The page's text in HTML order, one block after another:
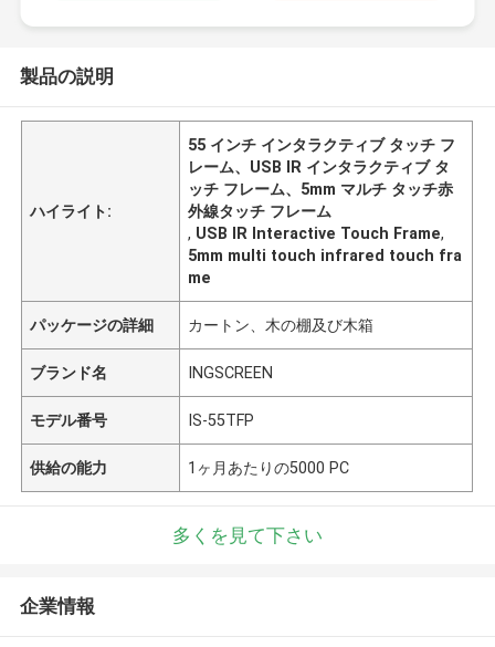
製品の説明
ハイライト:
55 インチ インタラクティブ タッチ フ
レーム、USB IR インタラクティブ タ
ッチ フレーム、5mm マルチ タッチ赤
外線タッチ フレーム
, USB IR Interactive Touch Frame,
5mm multi touch infrared touch fra
me
パッケージの詳細 カートン、木の棚及び木箱
ブランド名 INGSCREEN
モデル番号 IS-55TFP
供給の能力 1ヶ月あたりの5000 PC
多くを見て下さい
企業情報